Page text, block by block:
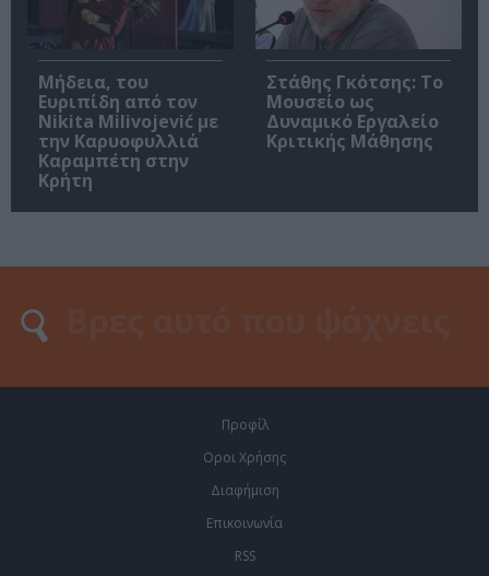
Μήδεια, του
Ευριπίδη από τον
Nikita Milivojević με
την Καρυοφυλλιά
Καραμπέτη στην
Κρήτη
Στάθης Γκότσης: Το
Μουσείο ως
Δυναμικό Εργαλείο
Κριτικής Μάθησης
Προφίλ
Οροι Χρήσης
Διαφήμιση
Επικοινωνία
RSS